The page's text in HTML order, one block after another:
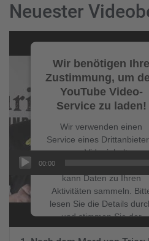
Neuester
Player
Wir benötigen Ihre
Zustimmung, um
YouTube Video-
Service zu laden!
Wir verwenden einen
Service eines
um Videoinhalte
einzubetten. Dieser Service
kann Daten zu Ihren
Aktivitäten sammeln.
lesen Sie die Details
und stimmen Sie der
Nutzung des Service zu,
00:00
NEUESTE BEITRÄGE